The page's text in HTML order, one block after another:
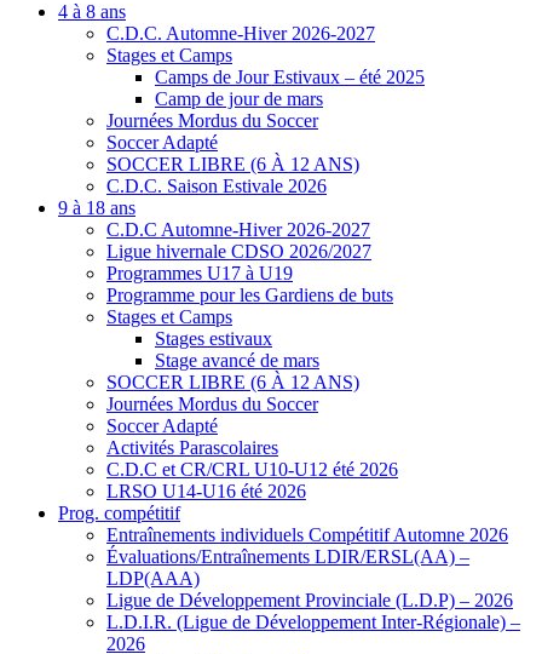
4 à 8 ans
C.D.C. Automne-Hiver 2026-2027
Stages et Camps
Camps de Jour Estivaux – été 2025
Camp de jour de mars
Journées Mordus du Soccer
Soccer Adapté
SOCCER LIBRE (6 À 12 ANS)
C.D.C. Saison Estivale 2026
9 à 18 ans
C.D.C Automne-Hiver 2026-2027
Ligue hivernale CDSO 2026/2027
Programmes U17 à U19
Programme pour les Gardiens de buts
Stages et Camps
Stages estivaux
Stage avancé de mars
SOCCER LIBRE (6 À 12 ANS)
Journées Mordus du Soccer
Soccer Adapté
Activités Parascolaires
C.D.C et CR/CRL U10-U12 été 2026
LRSO U14-U16 été 2026
Prog. compétitif
Entraînements individuels Compétitif Automne 2026
Évaluations/Entraînements LDIR/ERSL(AA) –
LDP(AAA)
Ligue de Développement Provinciale (L.D.P) – 2026
L.D.I.R. (Ligue de Développement Inter-Régionale) –
2026